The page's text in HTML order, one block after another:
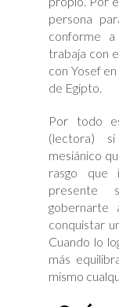
persona
conforme
trabaja con
con Yosef
de Egipto.
Por todo
(lectora)
mesiánico
rasgo que
presente
gobernarte
conquistar
Cuando lo
más
mismo